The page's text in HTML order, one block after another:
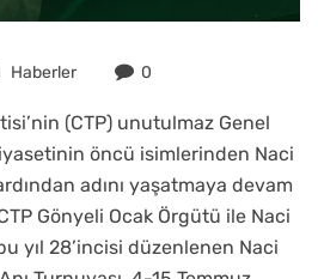
Haberler 0
(CTP) unutulmaz Genel
öncü isimlerinden Naci
adını yaşatmaya devam
Gönyeli Ocak Örgütü ile Naci
yıl 28’incisi düzenlenen Naci